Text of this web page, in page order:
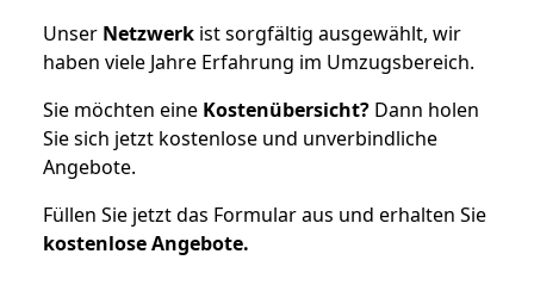
Unser Netzwerk ist sorgfältig ausgewählt, wir
haben viele Jahre Erfahrung im Umzugsbereich.
Sie möchten eine Kostenübersicht? Dann holen
Sie sich jetzt kostenlose und unverbindliche
Angebote.
Füllen Sie jetzt das Formular aus und erhalten Sie
kostenloseAngebote.